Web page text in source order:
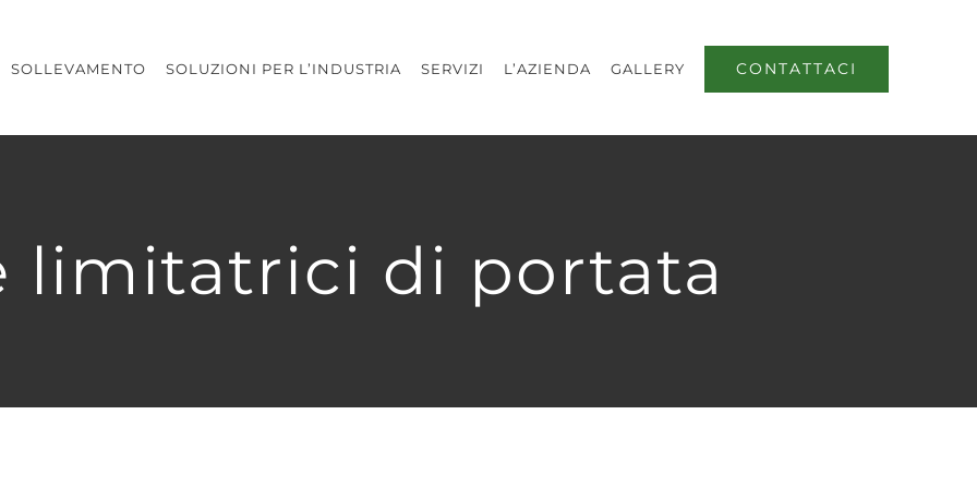
SOLLEVAMENTO SOLUZIONI PER L’INDUSTRIA SERVIZI L’AZIENDA GALLERY CONTATTACI
limitatrici di portata